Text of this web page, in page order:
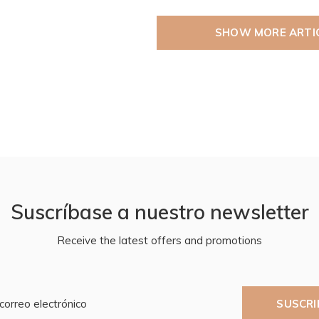
SHOW MORE
Suscríbase a nuestro newsletter
Receive the latest offers and promotions